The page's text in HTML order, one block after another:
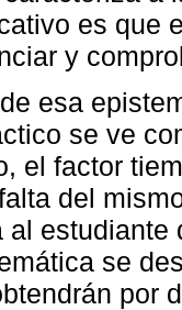
es que
y
esa
se ve
el factor
del
al estudiante
se
por